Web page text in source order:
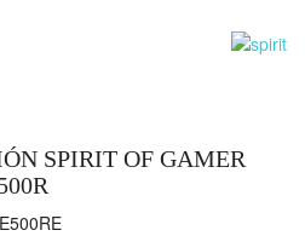
SPIRIT OF GAMER